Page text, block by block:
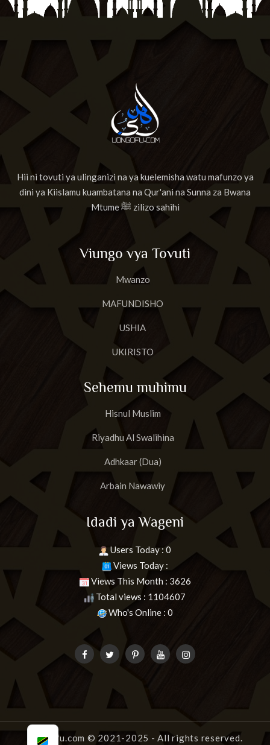
Hii ni tovuti ya ulinganizi na ya kuelemisha watu mafunzo ya
dini ya Kiislamu kuambatana na Qur'ani na Sunna za Bwana
Mtume ﷺ zilizo sahihi
Viungo vya Tovuti
Mwanzo
MAFUNDISHO
USHIA
UKIRISTO
Sehemu muhimu
Hisnul Muslim
Riyadhu Al Swalihina
Adhkaar (Dua)
Arbain Nawawiy
Idadi ya Wageni
Users Today : 0
Views Today :
Views This Month : 3626
Total views : 1104607
Who's Online : 0
uongofu.com © 2021-2025 - All rights reserved.